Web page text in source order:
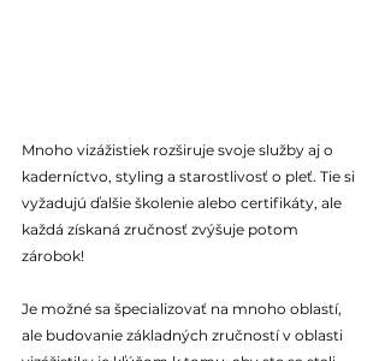
Mnoho vizážistiek rozširuje svoje služby aj o
kaderníctvo, styling a starostlivosť o pleť. Tie si
vyžadujú ďalšie školenie alebo certifikáty, ale
každá získaná zručnosť zvýšuje potom
zárobok!
Je možné sa špecializovať na mnoho oblastí,
ale budovanie základných zručností v oblasti